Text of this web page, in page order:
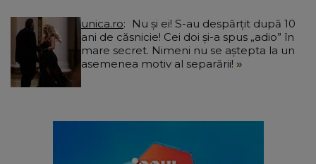
unica.ro
ani de căsnicie! Cei doi și-a spus „adio” în
mare secret. Nimeni nu se aștepta la un
asemenea motiv al separării!